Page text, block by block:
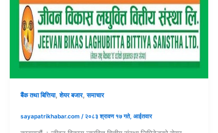
बैंक तथा बित्तिया,शेयर बजार,समाचार
sayapatrikhabar.com / २०८३ श्रावण १७ गते, आईतवार